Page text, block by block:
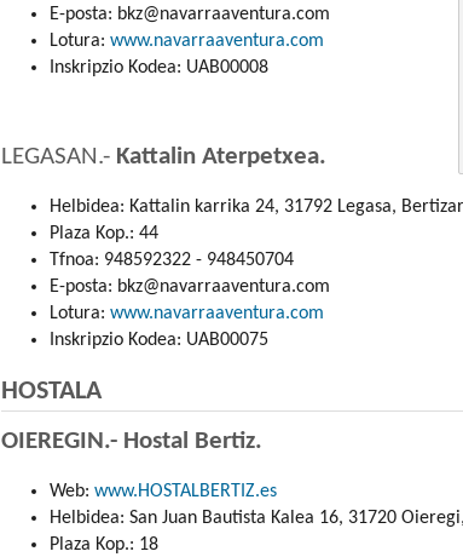
E-posta: bkz@navarraaventura.com
Lotura: www.navarraaventura.com
Inskripzio Kodea: UAB00008
LEGASAN.- Kattalin Aterpetxea.
Helbidea: Kattalin karrika 24, 31792 Legasa,
Plaza Kop.: 44
Tfnoa: 948592322 - 948450704
E-posta: bkz@navarraaventura.com
Lotura: www.navarraaventura.com
Inskripzio Kodea: UAB00075
HOSTALA
OIEREGIN.- Hostal Bertiz.
Web: www.HOSTALBERTIZ.es
Helbidea: San Juan Bautista Kalea 16, 31720
Plaza Kop.: 18